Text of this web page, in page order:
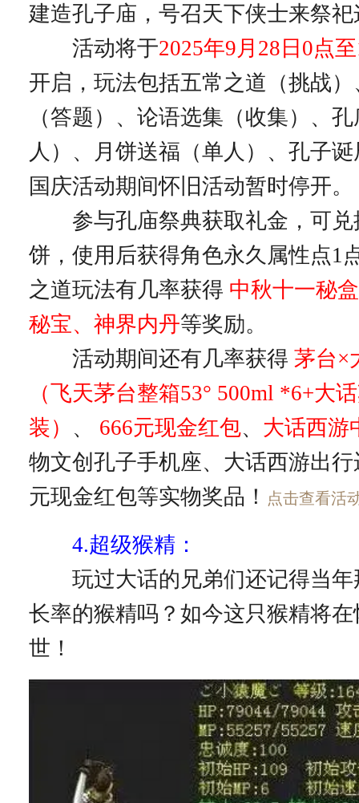
建造孔子庙，号召天下侠士来祭
活动将于2025年9月28日0点
开启，玩法包括五常之道（挑战
（答题）、论语选集（收集）、
人）、月饼送福（单人）、孔子
国庆活动期间怀旧活动暂时停开。
参与孔庙祭典获取礼金，可兑
饼，使用后获得角色永久属性点1
之道玩法有几率获得 中秋十一秘
秘宝、神界内丹等奖励。
活动期间还有几率获得茅台×
（飞天茅台整箱53° 500ml *6+大
装） 、 666元现金红包、 大话西游
物文创孔子手机座、大话西游出
元现金红包等实物奖品！
点击查看活
4.超级猴精：
玩过大话的兄弟们还记得当年
长率的猴精吗？如今这只猴精将
世！